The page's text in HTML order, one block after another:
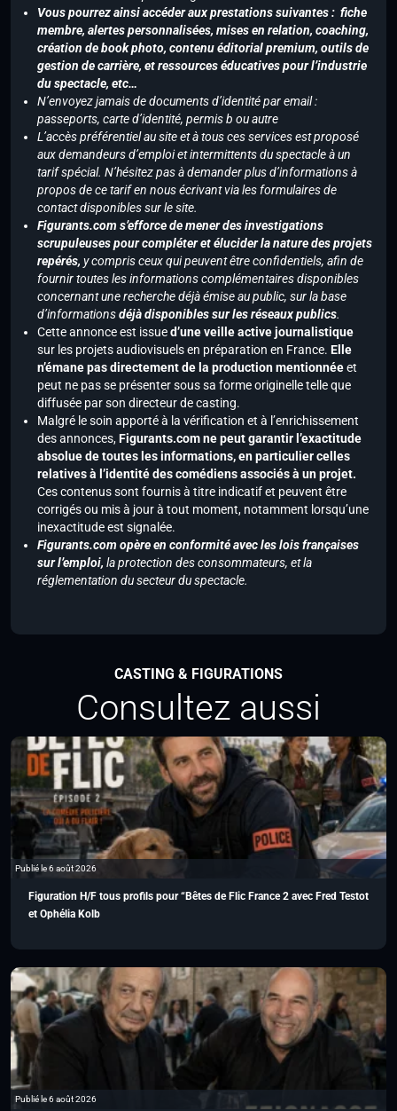
Vous pourrez ainsi accéder aux prestations suivantes : fiche
membre, alertes personnalisées, mises en relation, coaching,
création de book photo, contenu éditorial premium, outils de
gestion de carrière, et ressources éducatives pour l’industrie
du spectacle, etc…
N’envoyez jamais de documents d’identité par email :
passeports, carte d’identité, permis b ou autre
L’accès préférentiel au site et à tous ces services est proposé
aux demandeurs d’emploi et intermittents du spectacle à un
tarif spécial. N’hésitez pas à demander plus d’informations à
propos de ce tarif en nous écrivant via les formulaires de
contact disponibles sur le site.
Figurants.com s’efforce de mener des investigations
scrupuleuses pour compléter et élucider la nature des projets
repérés, y compris ceux qui peuvent être confidentiels, afin de
fournir toutes les informations complémentaires disponibles
concernant une recherche déjà émise au public, sur la base
d’informationsdéjà disponibles sur les réseaux publics.
Cette annonce est issued’une veille active journalistique
sur les projets audiovisuels en préparation en France. Elle
n’émane pas directement de la production mentionnéeet
peut ne pas se présenter sous sa forme originelle telle que
diffusée par son directeur de casting.
Malgré le soin apporté à la vérification et à l’enrichissement
des annonces,Figurants.com ne peut garantir l’exactitude
absolue de toutes les informations, en particulier celles
relatives à l’identité des comédiens associés à un projet.
Ces contenus sont fournis à titre indicatif et peuvent être
corrigés ou mis à jour à tout moment, notamment lorsqu’une
inexactitude est signalée.
Figurants.com opère en conformité avec les lois françaises
sur l’emploi, la protection des consommateurs, et la
réglementation du secteur du spectacle.
CASTING & FIGURATIONS
Consultez aussi
Publié le 6 août 2026
Figuration H/F tous profils pour “Bêtes de Flic France 2 avec Fred Testot
et Ophélia Kolb
Publié le 6 août 2026